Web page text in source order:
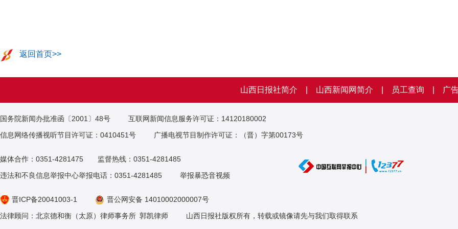
返回首页>>
山西日报社简介 山西新闻网简介 员工查询 广
国务院新闻办批准函〔2001〕48号 互联网新闻信息服务许可证：14120180002
信息网络传播视听节目许可证：0410451号
广播电视节目制作许可证：（晋）字第00173号
媒体合作：0351-4281475 监督热线：0351-4281485
违法和不良信息举报中心举报电话：0351-4281485 举报暴恐音视频
晋ICP备20041003-1
晋公网安备 14010002000007号
法律顾问：北京德和衡（太原）律师事务所 郭凯律师 山西日报社版权所有，转载或镜像请先与我们取得联系